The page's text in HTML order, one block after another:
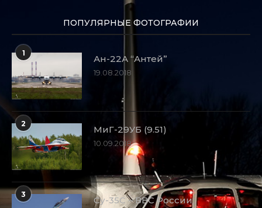
ПОПУЛЯРНЫЕ ФОТОГРАФИИ
1
Ан-22А “Антей”
19.08.2018
2
МиГ-29УБ (9.51)
10.09.2018
3
Су-35С – ВВС России